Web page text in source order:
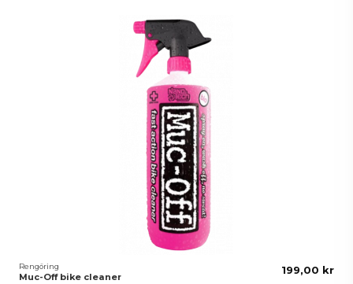
Rengöring
Muc-Off bike cleaner
199,00 kr